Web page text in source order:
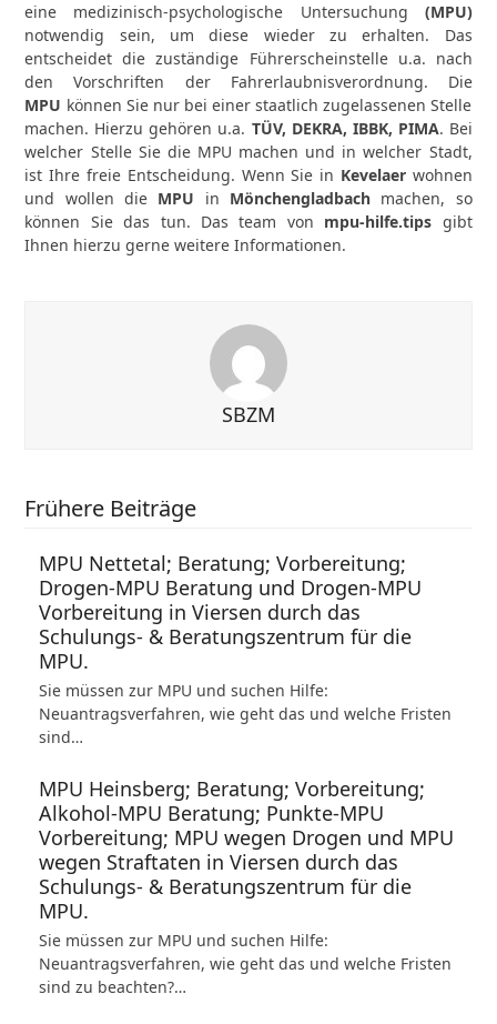
eine medizinisch-psychologische Untersuchung (MPU)
notwendig sein, um diese wieder zu erhalten. Das
entscheidet die zuständige Führerscheinstelle u.a. nach
den Vorschriften der Fahrerlaubnisverordnung. Die
MPU können Sie nur bei einer staatlich zugelassenen Stelle
machen. Hierzu gehören u.a. TÜV, DEKRA, IBBK, PIMA. Bei
welcher Stelle Sie die MPU machen und in welcher Stadt,
ist Ihre freie Entscheidung. Wenn Sie in Kevelaerwohnen
und wollen die MPU in Mönchengladbachmachen, so
können Sie das tun. Das team von mpu-hilfe.tips gibt
Ihnen hierzu gerne weitere Informationen.
SBZM
Frühere Beiträge
MPU Nettetal; Beratung; Vorbereitung;
Drogen-MPU Beratung und Drogen-MPU
Vorbereitung in Viersen durch das
Schulungs- & Beratungszentrum für die
MPU.
Sie müssen zur MPU und suchen Hilfe:
Neuantragsverfahren, wie geht das und welche Fristen
sind…
MPU Heinsberg; Beratung; Vorbereitung;
Alkohol-MPU Beratung; Punkte-MPU
Vorbereitung; MPU wegen Drogen und MPU
wegen Straftaten in Viersen durch das
Schulungs- & Beratungszentrum für die
MPU.
Sie müssen zur MPU und suchen Hilfe:
Neuantragsverfahren, wie geht das und welche Fristen
sind zu beachten?…